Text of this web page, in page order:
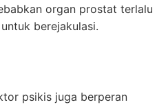
organ prostat terlalu
berejakulasi.
psikis juga berperan